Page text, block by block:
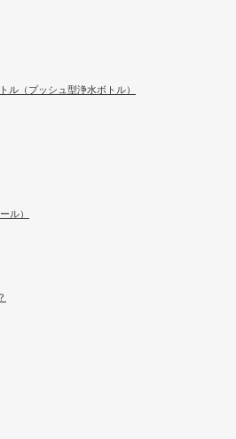
ル（プッシュ型浄水ボトル）
ル）